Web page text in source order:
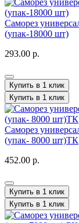
Саморез
(упак-18000 шт)
293.00 р.
Купить в 1 клик
Купить в 1 клик
Саморез
(упак- 8000 шт)ТК
452.00 р.
Купить в 1 клик
Купить в 1 клик